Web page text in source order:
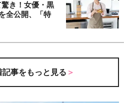
驚き！女優・黒
全公開、「特
記事をもっと見る